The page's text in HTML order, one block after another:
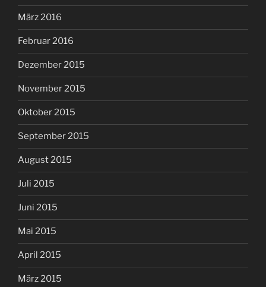
März 2016
Februar 2016
Dezember 2015
November 2015
Oktober 2015
September 2015
August 2015
Juli 2015
Juni 2015
Mai 2015
April 2015
März 2015